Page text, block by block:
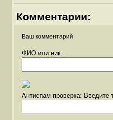
Комментарии:
Ваш комментарий
ФИО или ник:
Антиспам проверка: Введите